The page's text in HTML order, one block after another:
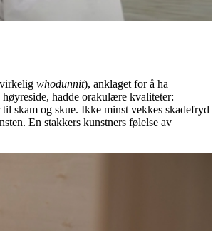
whodunnit), anklaget for å ha
hadde orakulære kvaliteter:
skam og skue. Ikke minst vekkes skadefryd
En stakkers kunstners følelse av